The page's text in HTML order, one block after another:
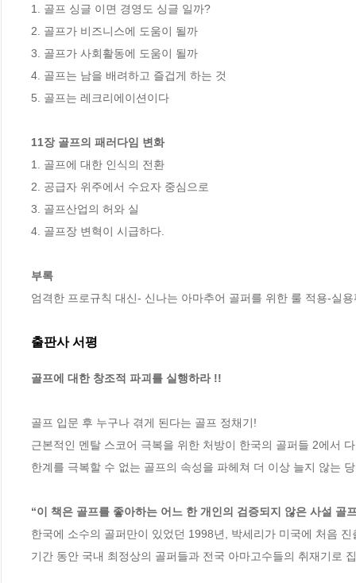
1. 골프 싱글 이면 경영도 싱글 일까?
2. 골프가 비즈니스에 도움이 될까
3. 골프가 사회활동에 도움이 될까
4. 골프는 남을 배려하고 즐겁게 하는 것
5. 골프는 레크리에이션이다
11장 골프의 패러다임 변화
1. 골프에 대한 인식의 전환
2. 공급자 위주에서 수요자 중심으로
3. 골프산업의 허와 실
4. 골프장 변혁이 시급하다.
부록
엄격한 프로규칙 대신- 신나는 아마추어 골퍼를 위한 룰 적용-실용
출판사 서평
골프에 대한 창조적 파괴를 실행하라 !!
골프 입문 후 누구나 겪게 된다는 골프 정채기!
근본적인 멘탈 스코어 극복을 위한 처방이 한국의 골퍼들 2에서
한계를 극복할 수 없는 골프의 속성을 파헤쳐 더 이상 늘지 않는
“이 책은 골프를 좋아하는 어느 한 개인의 검증되지 않은 사설 골
한국에 소수의 골퍼만이 있었던 1998년, 박세리가 미국에 처음
기간 동안 국내 최정상의 골퍼들과 전국 아마고수들의 취재기로